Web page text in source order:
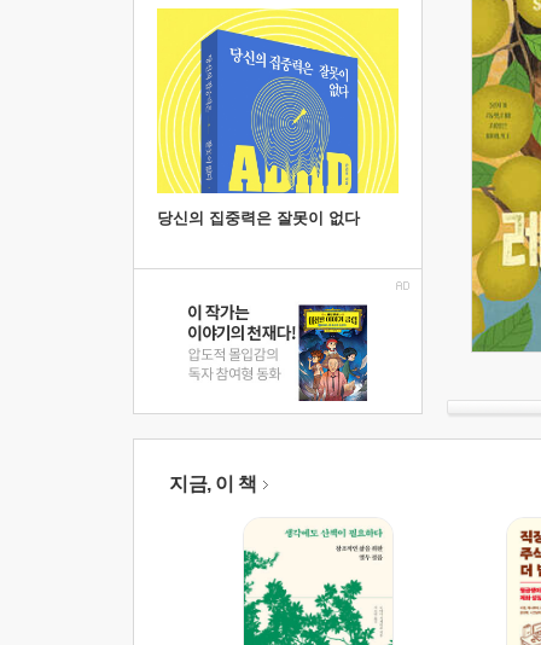
당신의 집중력은 잘못이 없다
지금, 이 책